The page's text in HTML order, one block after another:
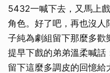
5432一喊下去，又馬上
角色。好了吧，再也沒
子純為劇組留下那麼多
提早下戲的弟弟溫柔喊
留下這麼多調皮的回憶